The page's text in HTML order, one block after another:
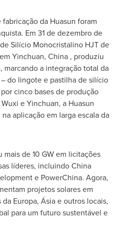
da Huasun foram
Em 31 de dezembro de
Silício Monocristalino HJT de
Yinchuan, China , produziu
marcando a integração total da
do lingote e pastilha de silício
cinco bases de produção
Wuxi e Yinchuan, a Huasun
aplicação em larga escala da
de 10 GW em licitações
líderes, incluindo China
e PowerChina. Agora,
projetos solares em
Europa, Ásia e outros locais,
para um futuro sustentável e